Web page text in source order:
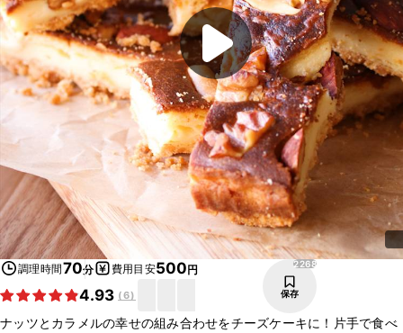
調理時間70分 費用目安500円
4.93 (6)
2268
保存
ナッツとカラメルの幸せの組み合わせをチーズケーキに！片手で食べ